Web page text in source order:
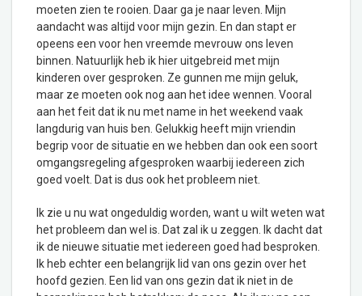
moeten zien te rooien. Daar ga je naar leven. Mijn
aandacht was altijd voor mijn gezin. En dan stapt er
opeens een voor hen vreemde mevrouw ons leven
binnen. Natuurlijk heb ik hier uitgebreid met mijn
kinderen over gesproken. Ze gunnen me mijn geluk,
maar ze moeten ook nog aan het idee wennen. Vooral
aan het feit dat ik nu met name in het weekend vaak
langdurig van huis ben. Gelukkig heeft mijn vriendin
begrip voor de situatie en we hebben dan ook een soort
omgangsregeling afgesproken waarbij iedereen zich
goed voelt. Dat is dus ook het probleem niet.
Ik zie u nu wat ongeduldig worden, want u wilt weten wat
het probleem dan wel is. Dat zal ik u zeggen. Ik dacht dat
ik de nieuwe situatie met iedereen goed had besproken.
Ik heb echter een belangrijk lid van ons gezin over het
hoofd gezien. Een lid van ons gezin dat ik niet in de